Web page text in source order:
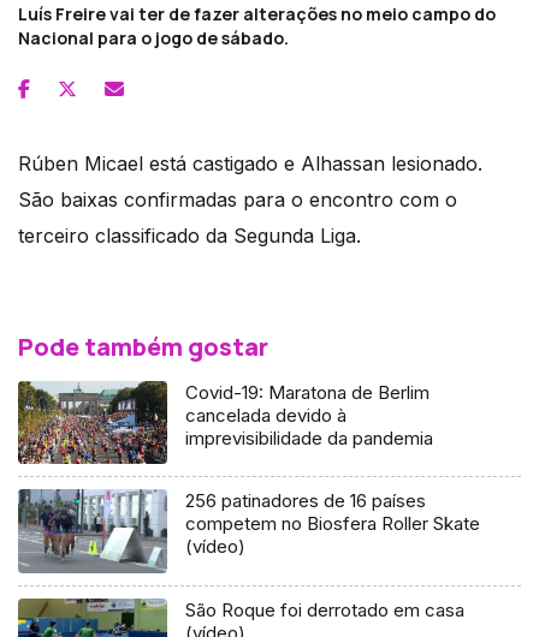
Luís Freire vai ter de fazer alterações no meio campo do
Nacional para o jogo de sábado.
Rúben Micael está castigado e Alhassan lesionado.
São baixas confirmadas para o encontro com o
terceiro classificado da Segunda Liga.
Pode também gostar
Covid-19: Maratona de Berlim
cancelada devido à
imprevisibilidade da pandemia
256 patinadores de 16 países
competem no Biosfera Roller Skate
(vídeo)
São Roque foi derrotado em casa